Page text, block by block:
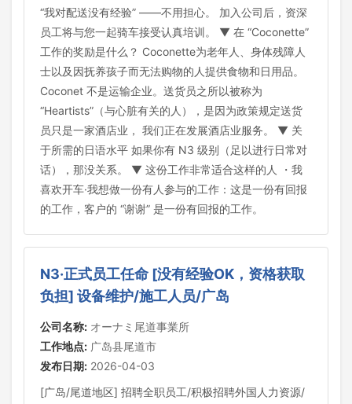
“我对配送没有经验” ——不用担心。 加入公司后，资深
员工将与您一起骑车接受认真培训。 ▼ 在 “Coconette”
工作的奖励是什么？ Coconette为老年人、身体残障人
士以及因抚养孩子而无法购物的人提供食物和日用品。
Coconet 不是运输企业。送货员之所以被称为
“Heartists”（与心脏有关的人），是因为政策规定送货
员只是一家酒店业， 我们正在发展酒店业服务。 ▼ 关
于所需的日语水平 如果你有 N3 级别（足以进行日常对
话），那没关系。 ▼ 这份工作非常适合这样的人 ・我
喜欢开车·我想做一份有人参与的工作：这是一份有回报
的工作，客户的 “谢谢” 是一份有回报的工作。
N3·正式员工任命 [没有经验OK，资格获取
负担] 设备维护/施工人员/广岛
公司名称: オーナミ尾道事業所
工作地点: 广岛县尾道市
发布日期: 2026-04-03
[广岛/尾道地区] 招聘全职员工/积极招聘外国人力资源/